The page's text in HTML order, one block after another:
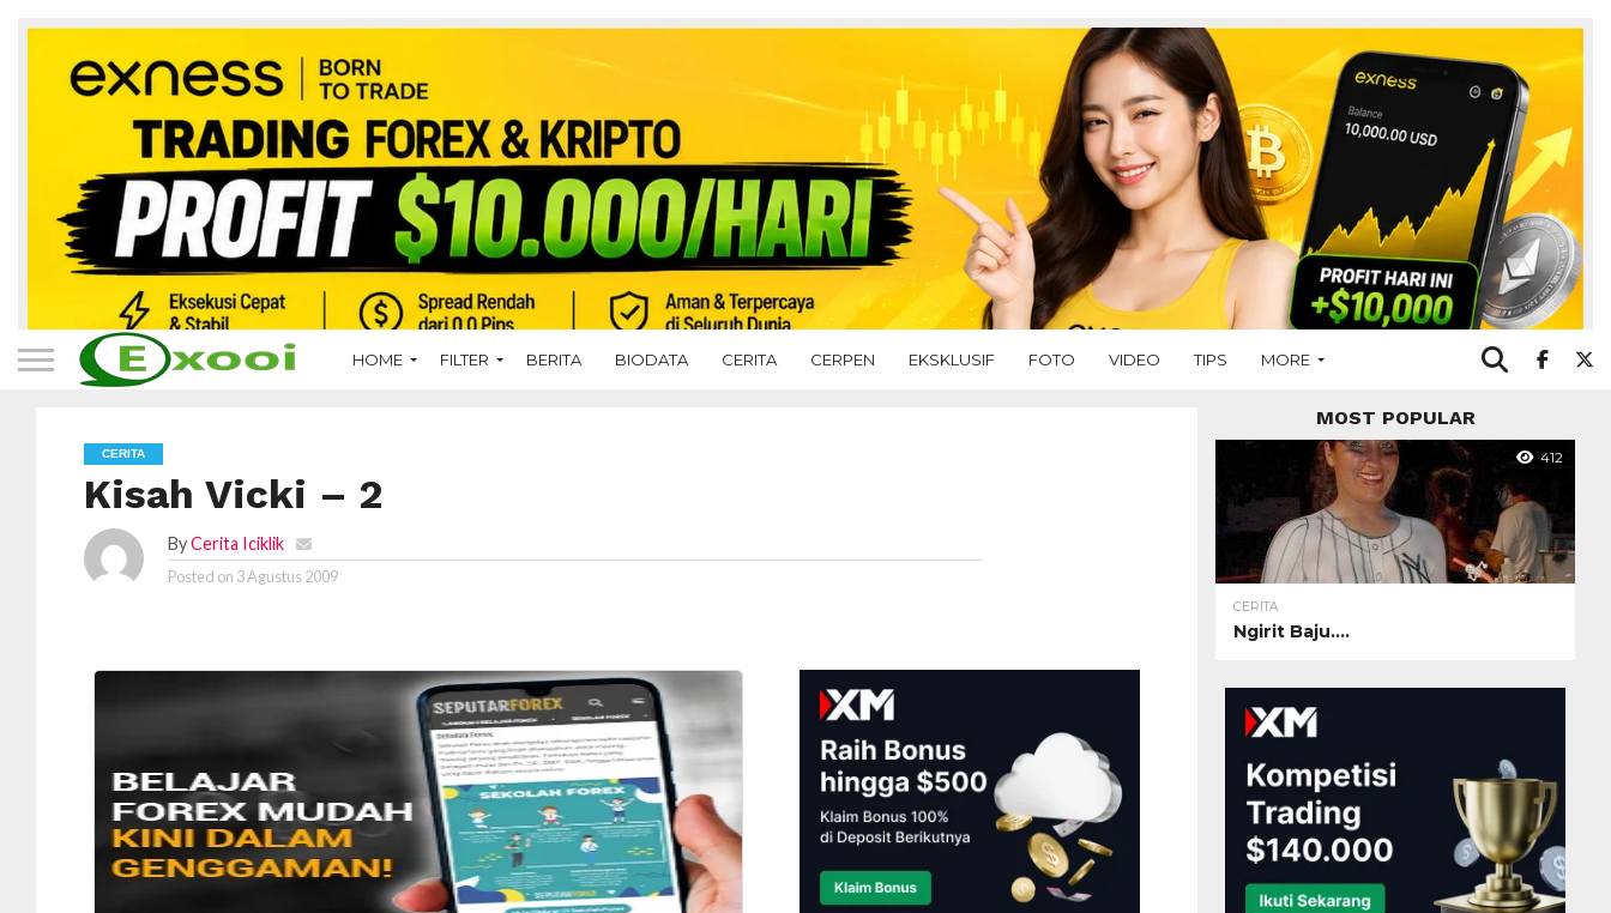
HOME FILTER BERITA BIODATA CERITA CERPEN EKSKLUSIF FOTO VIDEO TIPS MORE
CERITA
Kisah Vicki – 2
By Cerita Iciklik
Posted on 3 Agustus 2009
MOST POPULAR
412
CERITA
Ngirit Baju….